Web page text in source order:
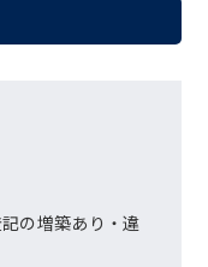
の増築あり・違